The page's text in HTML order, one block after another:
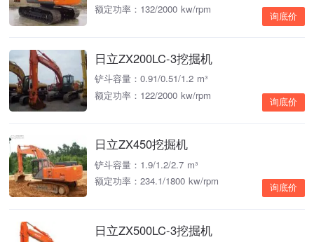
额定功率：132/2000 kw/rpm
询底价
日立ZX200LC-3挖掘机
铲斗容量：0.91/0.51/1.2 m³
额定功率：122/2000 kw/rpm
询底价
日立ZX450挖掘机
铲斗容量：1.9/1.2/2.7 m³
额定功率：234.1/1800 kw/rpm
询底价
日立ZX500LC-3挖掘机